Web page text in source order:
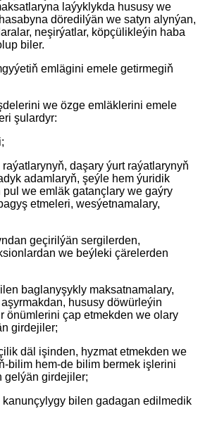
laýyklykda hususy we
döredilýän we satyn alynýan,
neşirýatlar, köpçülikleýin haba
biler.
emlägini emele getirmegiň
we özge emläklerini emele
şulardyr:
daşary ýurt raýatlarynyň
adamlaryň, şeýle hem ýuridik
we emläk gatançlary we gaýry
etmeleri, wesýetnamalary,
geçirilýän sergilerden,
we beýleki çärelerden
baglanyşykly maksatnamalary,
hususy döwürleýin
önümlerini çap etmekden we olary
girdejiler;
däl işinden, hyzmat etmekden we
bilim hem-de bilim bermek işlerini
gelýän girdejiler;
bilen gadagan edilmedik